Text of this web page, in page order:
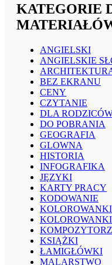
KATEGORIE
ANGIELSKI
ANGIELSKIE
BEZ EKRANU
CENY
CZYTANIE
DLA
DO POBRANIA
GEOGRAFIA
GLOWNA
HISTORIA
INFOGRAFIKA
JĘZYKI
KARTY PRACY
KODOWANIE
KOLOROWANKI
KSIĄŻKI
ŁAMIGŁÓWKI
MALARSTWO